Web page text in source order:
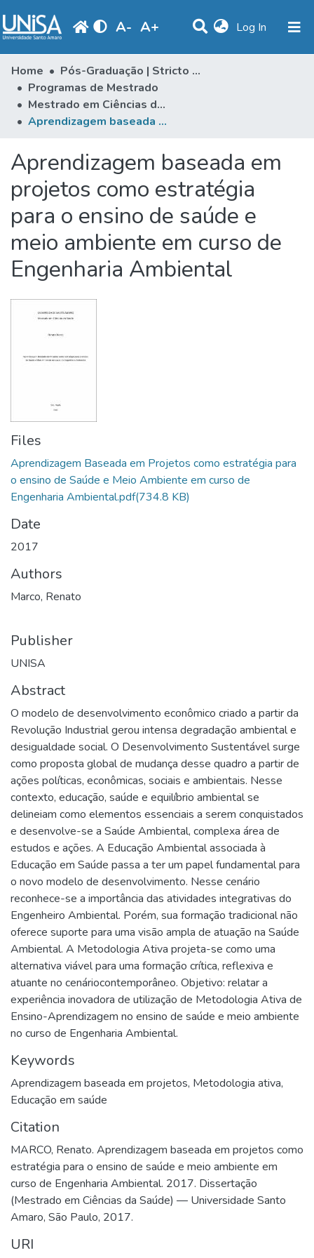
A- A+ Log In (current)
Communities & Collections
Statistics
Browse
Produção Docente
Periodicals
Home
Pós-Graduação | Stricto Sensu
Programas de Mestrado
Mestrado em Ciências da Saúde
Aprendizagem baseada em projetos como estratégia para o ensino de saúde e meio ambiente em curso de Engenharia Ambiental
Aprendizagem baseada em
projetos como estratégia
para o ensino de saúde e
meio ambiente em curso de
Engenharia Ambiental
Files
Aprendizagem Baseada em Projetos como estratégia para
o ensino de Saúde e Meio Ambiente em curso de
Engenharia Ambiental.pdf(734.8 KB)
Date
2017
Authors
Marco, Renato
Publisher
UNISA
Abstract
O modelo de desenvolvimento econômico criado a partir da
Revolução Industrial gerou intensa degradação ambiental e
desigualdade social. O Desenvolvimento Sustentável surge
como proposta global de mudança desse quadro a partir de
ações políticas, econômicas, sociais e ambientais. Nesse
contexto, educação, saúde e equilíbrio ambiental se
delineiam como elementos essenciais a serem conquistados
e desenvolve-se a Saúde Ambiental, complexa área de
estudos e ações. A Educação Ambiental associada à
Educação em Saúde passa a ter um papel fundamental para
o novo modelo de desenvolvimento. Nesse cenário
reconhece-se a importância das atividades integrativas do
Engenheiro Ambiental. Porém, sua formação tradicional não
oferece suporte para uma visão ampla de atuação na Saúde
Ambiental. A Metodologia Ativa projeta-se como uma
alternativa viável para uma formação crítica, reflexiva e
atuante no cenáriocontemporâneo. Objetivo: relatar a
experiência inovadora de utilização de Metodologia Ativa de
Ensino-Aprendizagem no ensino de saúde e meio ambiente
no curso de Engenharia Ambiental.
Keywords
Aprendizagem baseada em projetos, Metodologia ativa,
Educação em saúde
Citation
MARCO, Renato. Aprendizagem baseada em projetos como
estratégia para o ensino de saúde e meio ambiente em
curso de Engenharia Ambiental. 2017. Dissertação
(Mestrado em Ciências da Saúde) — Universidade Santo
Amaro, São Paulo, 2017.
URI